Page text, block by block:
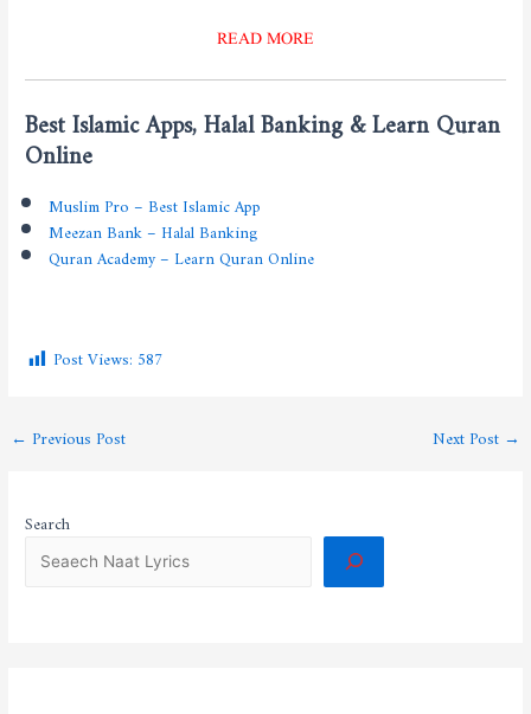
READ MORE
Best Islamic Apps, Halal Banking & Learn Quran
Online
Muslim Pro – Best Islamic App
Meezan Bank – Halal Banking
Quran Academy – Learn Quran Online
Post Views:587
← Previous Post Next Post→
Search